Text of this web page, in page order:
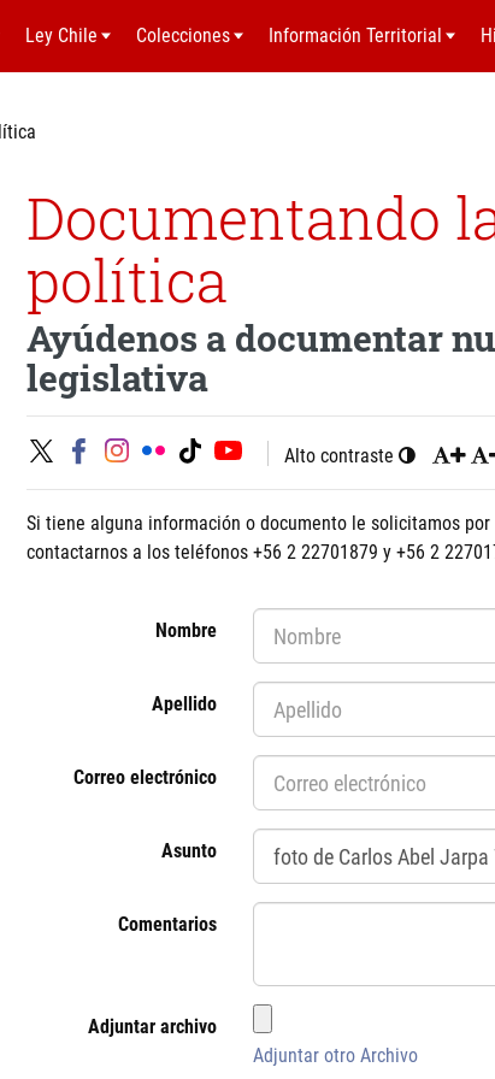
Ley Chile Colecciones Información Territorial
Documentando
política
Ayúdenos a documentar
legislativa
Alto contraste
Si tiene alguna información o documento le solicitamos
contactarnos a los teléfonos +56 2 22701879 y +56 2
Nombre
Apellido
Correo electrónico
Asunto
Comentarios
Adjuntar archivo
Adjuntar otro Archivo